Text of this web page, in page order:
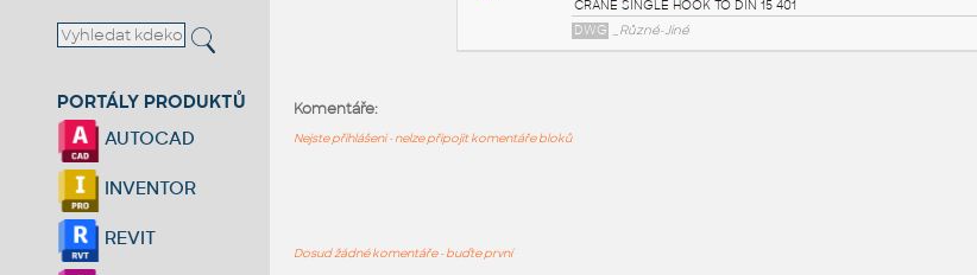
PORTÁLY PRODUKTŮ
AUTOCAD
INVENTOR
REVIT
Komentáře:
Nejste přihlášeni - nelze připojit komentáře bloků
Dosud žádné komentáře - buďte první